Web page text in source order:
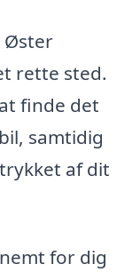
Øster
rette sted.
finde det
samtidig
af dit
for dig